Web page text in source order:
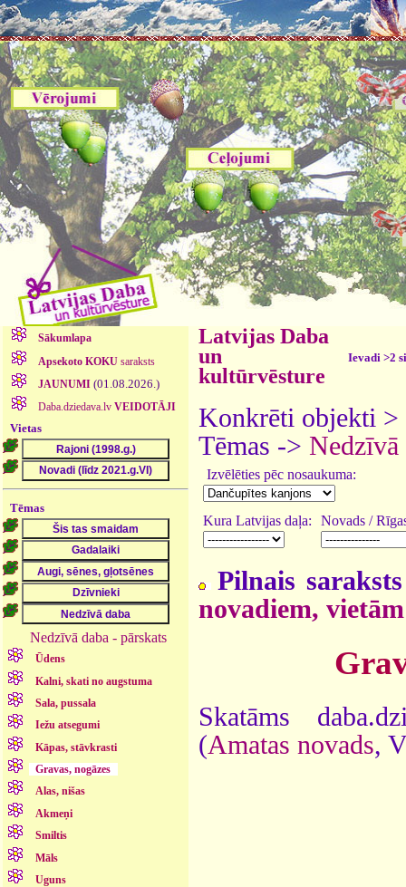
Sākumlapa
Apsekoto KOKUsaraksts
JAUNUMI (01.08.2026.)
Daba.dziedava.lv VEIDOTĀJI
Vietas
Tēmas
Nedzīvā daba - pārskats
Ūdens
Kalni, skati no augstuma
Sala, pussala
Iežu atsegumi
Kāpas, stāvkrasti
Gravas, nogāzes
Alas, nišas
Akmeņi
Smiltis
Māls
Uguns
Latvijas Daba
un
kultūrvēsture
Ievadi >2
Konkrēti objekti >
Tēmas -> Nedzīvā
Izvēlēties pēc nosaukuma:
Kura Latvijas daļa: Novads /
Pilnais
novadiem, vietām
Skatāms
(Amatas novads,